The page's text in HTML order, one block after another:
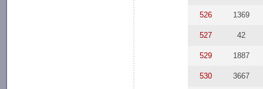
526 1369
527 42
529 1887
530 3667